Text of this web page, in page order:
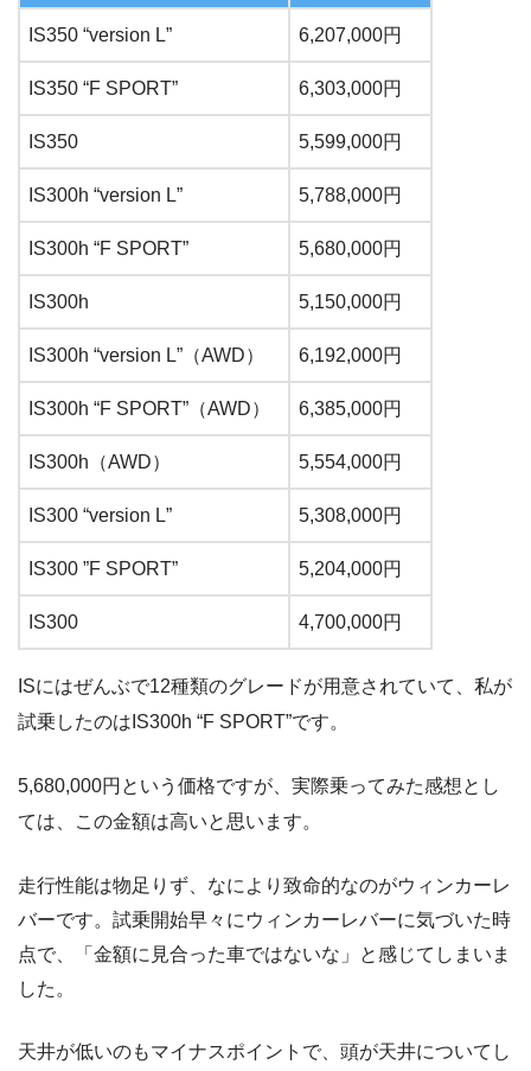
IS350 “version L” 6,207,000円
IS350 “F SPORT” 6,303,000円
IS350 5,599,000円
IS300h “version L” 5,788,000円
IS300h “F SPORT” 5,680,000円
IS300h 5,150,000円
IS300h “version L”（AWD） 6,192,000円
IS300h “F SPORT”（AWD） 6,385,000円
IS300h（AWD） 5,554,000円
IS300 “version L” 5,308,000円
IS300 ”F SPORT” 5,204,000円
IS300 4,700,000円
ISにはぜんぶで12種類のグレードが用意されていて、私が
試乗したのはIS300h “F SPORT”です。
5,680,000円という価格ですが、実際乗ってみた感想とし
ては、この金額は高いと思います。
走行性能は物足りず、なにより致命的なのがウィンカーレ
バーです。試乗開始早々にウィンカーレバーに気づいた時
点で、「金額に見合った車ではないな」と感じてしまいま
した。
天井が低いのもマイナスポイントで、頭が天井についてし